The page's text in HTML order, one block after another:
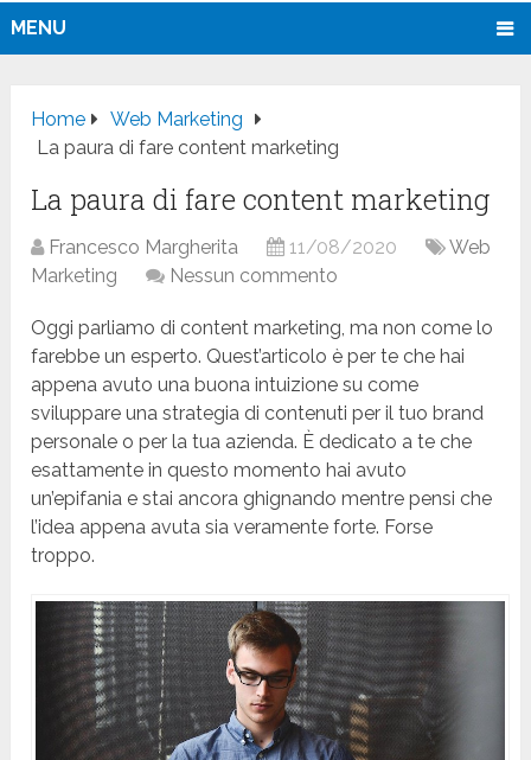
MENU
Home
Web Marketing
La paura di fare content marketing
La paura di fare content marketing
Francesco Margherita 11/08/2020
Web
Marketing
Nessun commento
Oggi parliamo di content marketing, ma non come lo
farebbe un esperto. Quest’articolo è per te che hai
appena avuto una buona intuizione su come
sviluppare una strategia di contenuti per il tuo brand
personale o per la tua azienda. È dedicato a te che
esattamente in questo momento hai avuto
un’epifania e stai ancora ghignando mentre pensi che
l’idea appena avuta sia veramente forte. Forse
troppo.